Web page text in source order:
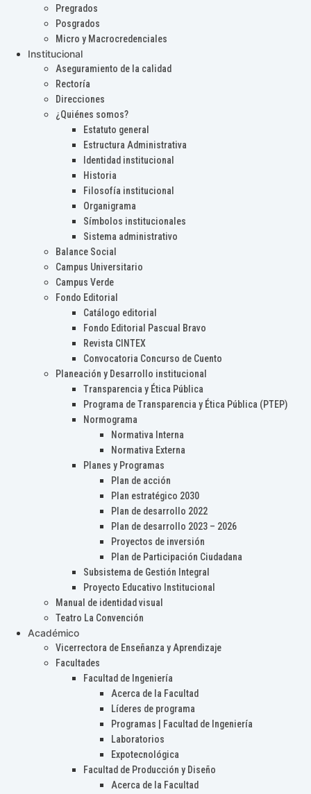
Pregrados
Posgrados
Micro y Macrocredenciales
Institucional
Aseguramiento de la calidad
Rectoría
Direcciones
¿Quiénes somos?
Estatuto general
Estructura Administrativa
Identidad institucional
Historia
Filosofía institucional
Organigrama
Símbolos institucionales
Sistema administrativo
Balance Social
Campus Universitario
Campus Verde
Fondo Editorial
Catálogo editorial
Fondo Editorial Pascual Bravo
Revista CINTEX
Convocatoria Concurso de Cuento
Planeación y Desarrollo institucional
Transparencia y Ética Pública
Programa de Transparencia y Ética Pública (PTEP)
Normograma
Normativa Interna
Normativa Externa
Planes y Programas
Plan de acción
Plan estratégico 2030
Plan de desarrollo 2022
Plan de desarrollo 2023 – 2026
Proyectos de inversión
Plan de Participación Ciudadana
Subsistema de Gestión Integral
Proyecto Educativo Institucional
Manual de identidad visual
Teatro La Convención
Académico
Vicerrectora de Enseñanza y Aprendizaje
Facultades
Facultad de Ingeniería
Acerca de la Facultad
Líderes de programa
Programas | Facultad de Ingeniería
Laboratorios
Expotecnológica
Facultad de Producción y Diseño
Acerca de la Facultad